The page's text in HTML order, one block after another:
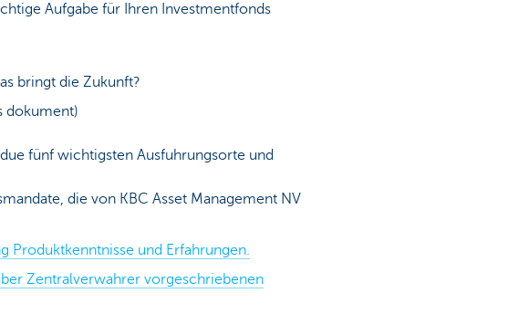
Aufgabe für Ihren Investmentfonds
bringt die Zukunft?
dokument)
fünf wichtigsten Ausfuhrungsorte und
die von KBC Asset Management NV
Produktkenntnisse und Erfahrungen.
Zentralverwahrer vorgeschriebenen